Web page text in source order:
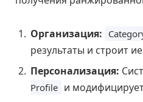
Организация:
результаты и строит
Персонализация:
Profile и